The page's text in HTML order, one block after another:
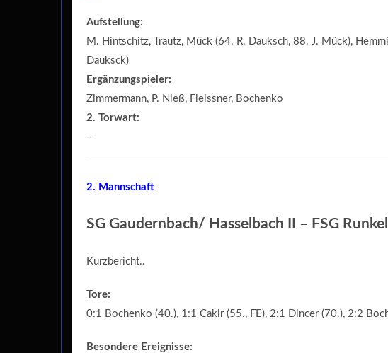
Aufstellung:
M. Hintschitz, Trautz, Mück (64. R. Dauksch, 88. J. Mück),
Dauksck)
Ergänzungspieler:
Zimmermann, P. Nieß, Fleissner, Bochenko
2. Torwart:
–
2. Mannschaft
SG Gaudernbach/ Hasselbach II – FSG Runkel
Kurzbericht..
Tore:
0:1 Bochenko (40.), 1:1 Cakir (55., FE), 2:1 Dincer (70.), 2:2
Besondere Ereignisse: